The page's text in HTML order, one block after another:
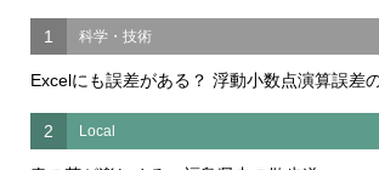
1 科学・技術
Excelにも誤差がある？ 浮動小数点演算誤差
2 Local